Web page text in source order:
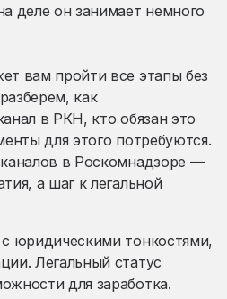
деле он занимает немного
вам пройти все этапы без
как
в РКН, кто обязан это
для этого потребуются.
в Роскомнадзоре —
а шаг к легальной
юридическими тонкостями,
Легальный статус
для заработка.